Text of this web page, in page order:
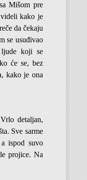
Mišom pre
videli kako je
da čekaju
se usuđivao
koji se
će se, bez
kako je ona
detaljan,
Sve sarme
ispod suvo
projice. Na